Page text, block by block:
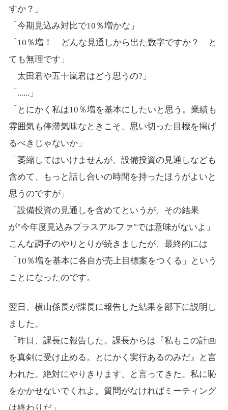
すか？」
「今期見込み対比で10％増かな」
「10％増！ どんな見通しから出た数字ですか？ と
ても無理です」
「太田君や五十嵐君はどう思うの?」
「......」
「とにかく私は10％増を基本にしたいと思う。業績も
雰囲気も停滞気味なときこそ、思い切った目標を掲げ
るべきじゃないか」
「萎縮してはいけませんが、設備投資の見通しなども
含めて、もっと話し合いの時間を持ったほうがよいと
思うのですが」
「設備投資の見通しを含めてというが、その結果
が"今年度見込みプラスアルファ"では意味がないよ」
こんな調子のやりとりが続きましたが、最終的には
「10％増を基本に各自が売上目標案をつくる」という
ことになったのです。
翌日、横山係長が課長に報告した結果を部下に説明し
ました。
「昨日、課長に報告した。課長からは『私もこの計画
を真剣に受け止める。とにかく実行あるのみだ』と言
われた。絶対にやりきります、と言ってきた。私に恥
をかかせないでくれよ。質問がなければミーティング
は終わりだ」